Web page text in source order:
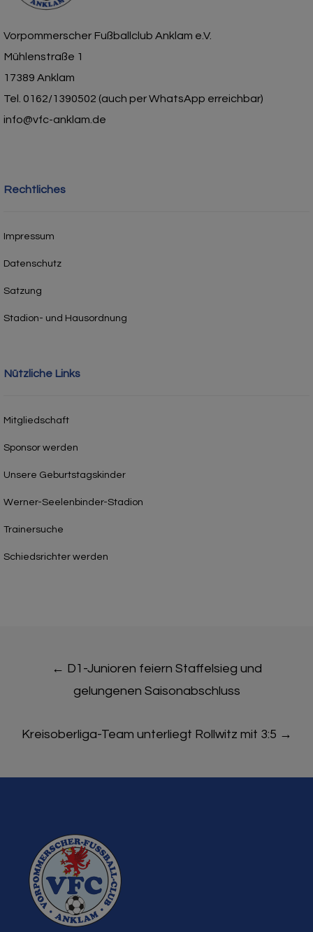
Vorpommerscher Fußballclub Anklam e.V.
Mühlenstraße 1
17389 Anklam
Tel. 0162/1390502 (auch per WhatsApp erreichbar)
info@vfc-anklam.de
Rechtliches
Impressum
Datenschutz
Satzung
Stadion- und Hausordnung
Nützliche Links
Mitgliedschaft
Sponsor werden
Unsere Geburtstagskinder
Werner-Seelenbinder-Stadion
Trainersuche
Schiedsrichter werden
navigation
← D1-Junioren feiern Staffelsieg und
gelungenen Saisonabschluss
Kreisoberliga-Team unterliegt Rollwitz mit 3:5 →